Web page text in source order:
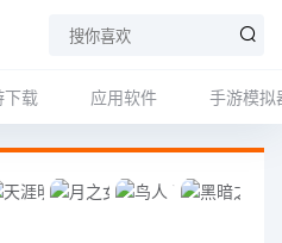
下载 应用软件 手游模拟